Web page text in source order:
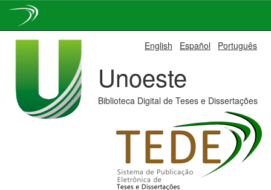
English Español Português
Unoeste
Biblioteca Digital de Teses e Dissertações